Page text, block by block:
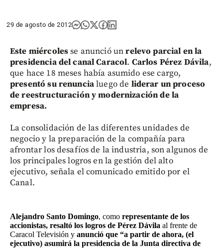
29 de agosto de 2012
Este miércolesse anunció unrelevo parcial en la
presidencia del canal Caracol. Carlos Pérez Dávila,
que hace 18 meses había asumido ese cargo,
presentó su renuncialuego de liderar un proceso
de reestructuración y modernización de la
empresa.
La consolidación de las diferentes unidades de
negocio y la preparación de la compañía para
afrontar los desafíos de la industria, son algunos de
los principales logros en la gestión del alto
ejecutivo, señala el comunicado emitido por el
Canal.
Alejandro Santo Domingo, como representante de los
accionistas, resaltó los logros de Pérez Dávila al frente de
Caracol Televisión y anunció que “a partir de ahora, (el
ejecutivo) asumirá la presidencia de la Junta directiva de